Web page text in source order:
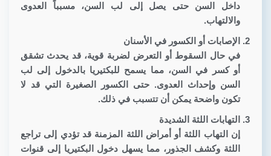
داخل السن حتى يصل إلى لب السن، مسبباً العدوى
والالتهاب.
الإصابات أو الكسور في الأسنان
في حال السقوط أو التعرض لضربة قوية، قد يحدث تشقق
أو كسر في السن، مما يسمح للبكتيريا بالدخول إلى لب
السن وإحداث العدوى. حتى الكسور الصغيرة التي قد لا
تكون واضحة يمكن أن تتسبب في ذلك.
لتهابات اللثة الشديدة
إن التهاب اللثة أو أمراض اللثة المزمنة قد تؤدي إلى تراجع
اللثة وكشف الجذور، مما يسهل دخول البكتيريا إلى قنوات